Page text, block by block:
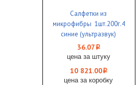
Салфетки из
микрофибры
синие (ультразвук)
1/300
36.07 i
цена за штуку
10 821.00i
цена за коробку